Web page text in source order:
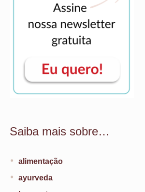
Saiba mais sobre…
alimentação
ayurveda